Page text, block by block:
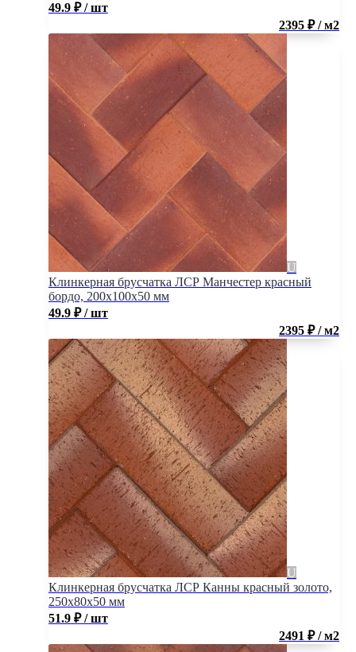
49.9 ₽ / шт
2395 ₽ / м2
Клинкерная брусчатка ЛСР Манчестер красный
бордо, 200x100x50 мм
49.9 ₽ / шт
2395 ₽ / м2
Клинкерная брусчатка ЛСР Канны красный золото,
250x80x50 мм
51.9 ₽ / шт
2491 ₽ / м2